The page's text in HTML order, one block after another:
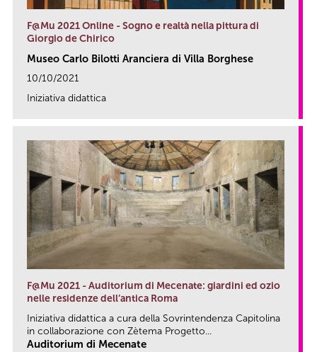
F@Mu 2021 Online - Sogno e realtà nella pittura di
Giorgio de Chirico
Museo Carlo Bilotti Aranciera di Villa Borghese
10/10/2021
Iniziativa didattica
F@Mu 2021 - Auditorium di Mecenate: giardini ed ozio
nelle residenze dell’antica Roma
Iniziativa didattica a cura della Sovrintendenza Capitolina
in collaborazione con Zètema Progetto...
Auditorium di Mecenate